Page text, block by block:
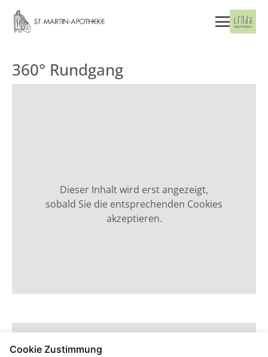
360° Rundgang
Dieser Inhalt wird erst angezeigt,
sobald Sie die entsprechenden Cookies
akzeptieren.
Cookie Zustimmung